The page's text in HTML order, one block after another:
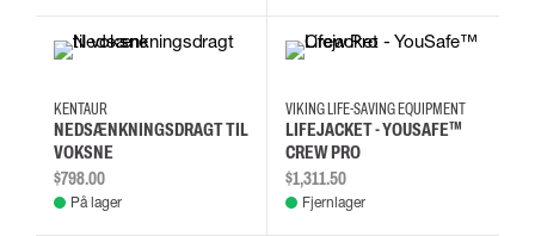
KENTAUR
NEDSÆNKNINGSDRAGT TIL
VOKSNE
$798.00
På lager
XS
VIKING LIFE-SAVING EQUIPMENT
LIFEJACKET - YOUSAFE™
CREW PRO
$1,311.50
Fjernlager